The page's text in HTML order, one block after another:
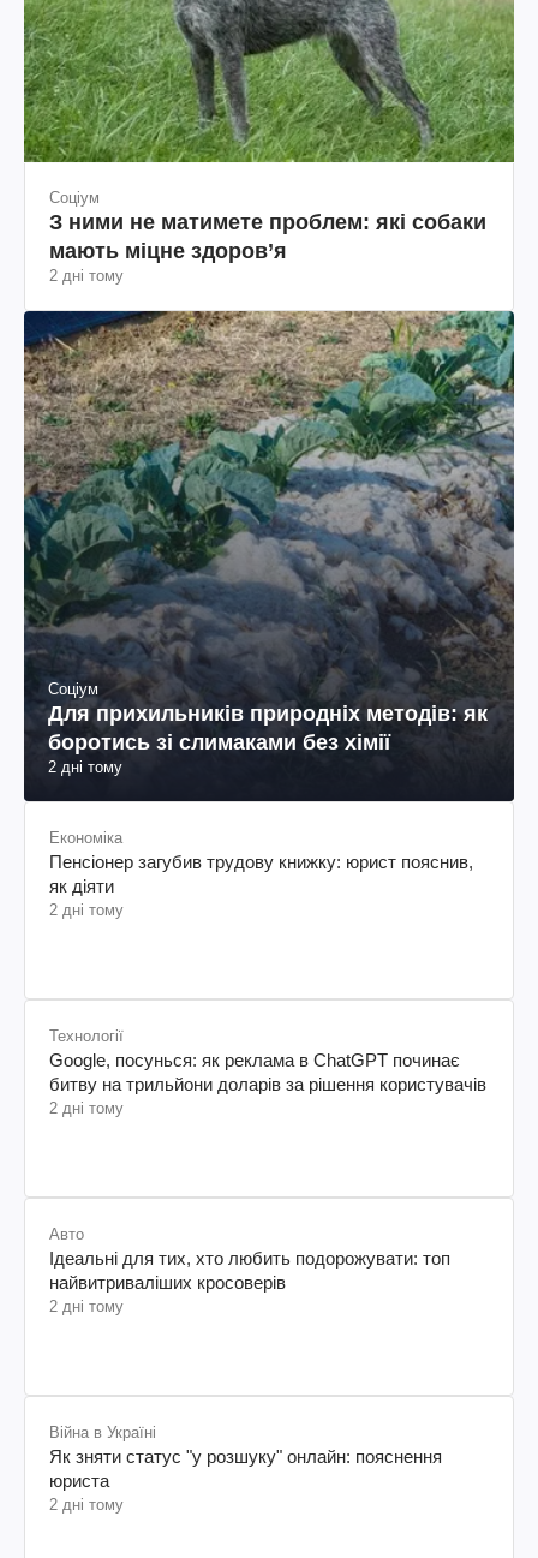
Соціум
З ними не матимете проблем: які собаки
мають міцне здоров’я
2 дні тому
Соціум
Для прихильників природніх методів: як
боротись зі слимаками без хімії
2 дні тому
Економіка
Пенсіонер загубив трудову книжку: юрист пояснив,
як діяти
2 дні тому
Технології
Google, посунься: як реклама в ChatGPT починає
битву на трильйони доларів за рішення користувачів
2 дні тому
Авто
Ідеальні для тих, хто любить подорожувати: топ
найвитриваліших кросоверів
2 дні тому
Війна в Україні
Як зняти статус "у розшуку" онлайн: пояснення
юриста
2 дні тому